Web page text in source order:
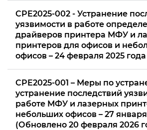
CPE2025-002 - Устранение
уязвимости в работе
драйверов принтера МФУ и
принтеров для офисов и
офисов – 24 февраля 2025 года
CPE2025-001 – Меры по
устранение последствий
работе МФУ и лазерных
небольших офисов – 27 января
(Обновлено 20 февраля 2026